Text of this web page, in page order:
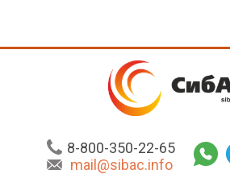
8-800-350-22-65
mail@sibac.info